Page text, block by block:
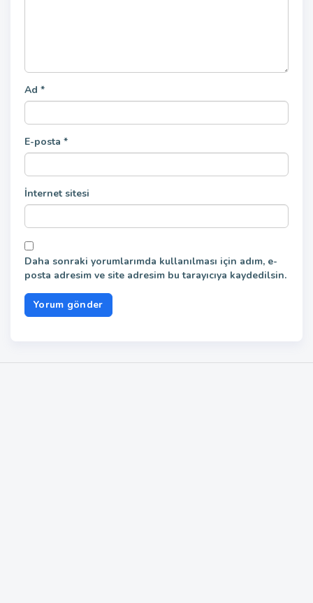
Ad *
E-posta *
İnternet sitesi
Daha sonraki yorumlarımda kullanılması için adım, e-
posta adresim ve site adresim bu tarayıcıya kaydedilsin.